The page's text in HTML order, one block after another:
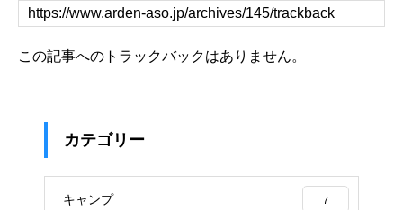
この記事へのトラックバックはありません。
カテゴリー
キャンプ 7